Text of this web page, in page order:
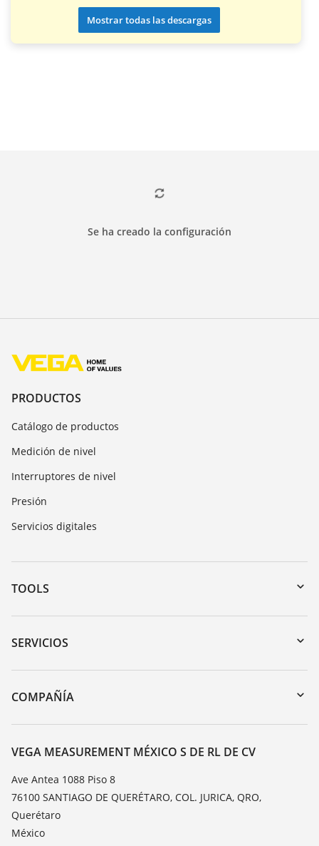
Mostrar todas las descargas
Se ha creado la configuración
PRODUCTOS
Catálogo de productos
Medición de nivel
Interruptores de nivel
Presión
Servicios digitales
TOOLS
Zona de descarga
Búsqueda por número de serie
DTM Collection/PACTware
SERVICIOS
Devolución de instrumentos
Cursos de formacion
Lista de resistencias
TeamViewer
COMPAÑÍA
Acerca de VEGA
Contacto
Notícias
Prensa
Blog
VEGA MEASUREMENT MÉXICO S DE RL DE CV
Ave Antea 1088 Piso 8
76100 SANTIAGO DE QUERÉTARO, COL. JURICA, QRO,
Querétaro
México